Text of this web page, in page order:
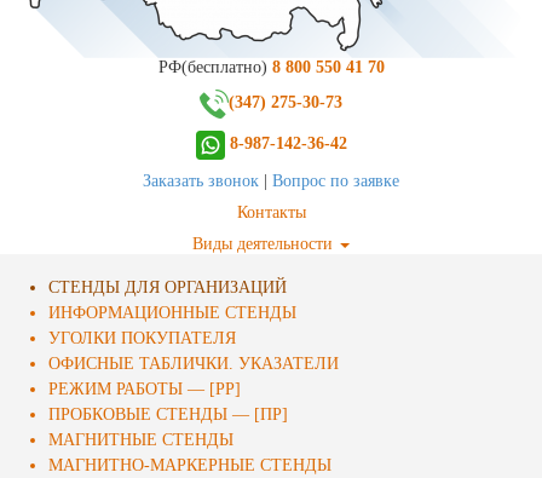
РФ(бесплатно) 8 800 550 41 70
(347) 275-30-73
8-987-142-36-42
Заказать звонок
Вопрос по заявке
Контакты
Виды деятельности
СТЕНДЫ ДЛЯ ОРГАНИЗАЦИЙ
ИНФОРМАЦИОННЫЕ СТЕНДЫ
УГОЛКИ ПОКУПАТЕЛЯ
ОФИСНЫЕ ТАБЛИЧКИ. УКАЗАТЕЛИ
РЕЖИМ РАБОТЫ — [РР]
ПРОБКОВЫЕ СТЕНДЫ — [ПР]
МАГНИТНЫЕ СТЕНДЫ
МАГНИТНО-МАРКЕРНЫЕ СТЕНДЫ